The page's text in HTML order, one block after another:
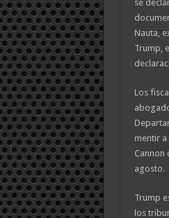
se
Nauta,
Trump,
Los
mentir a
Cannon
agosto.
Trump
los